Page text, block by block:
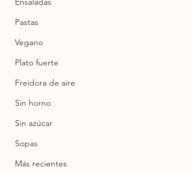
Pastas
Vegano
Plato fuerte
Freidora de aire
Sin horno
Sin azúcar
Sopas
Más recientes